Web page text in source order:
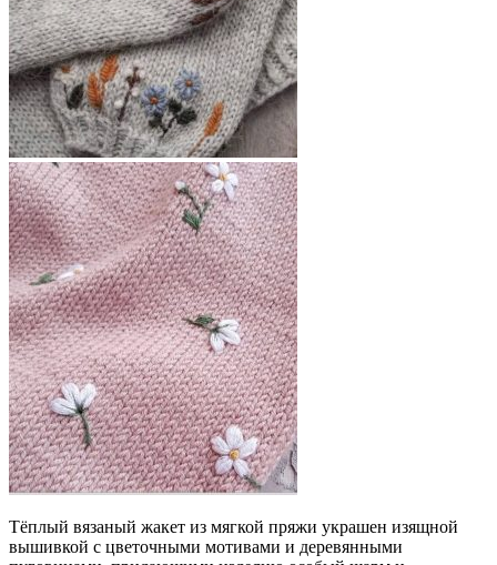
Тёплый вязаный жакет из мягкой пряжи украшен изящной
вышивкой с цветочными мотивами и деревянными